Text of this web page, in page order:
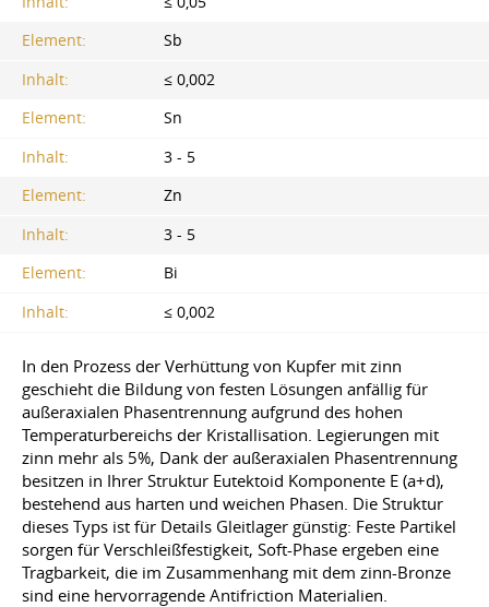
Element:
Sb
Inhalt:
≤ 0,002
Element:
Sn
Inhalt:
3 - 5
Element:
Zn
Inhalt:
3 - 5
Element:
Bi
Inhalt:
≤ 0,002
In den Prozess der Verhüttung von Kupfer mit zinn
geschieht die Bildung von festen Lösungen anfällig für
außeraxialen Phasentrennung aufgrund des hohen
Temperaturbereichs der Kristallisation. Legierungen mit
zinn mehr als 5%, Dank der außeraxialen Phasentrennung
besitzen in Ihrer Struktur Eutektoid Komponente E (a+d),
bestehend aus harten und weichen Phasen. Die Struktur
dieses Typs ist für Details Gleitlager günstig: Feste Partikel
sorgen für Verschleißfestigkeit, Soft-Phase ergeben eine
Tragbarkeit, die im Zusammenhang mit dem zinn-Bronze
sind eine hervorragende Antifriction Materialien.